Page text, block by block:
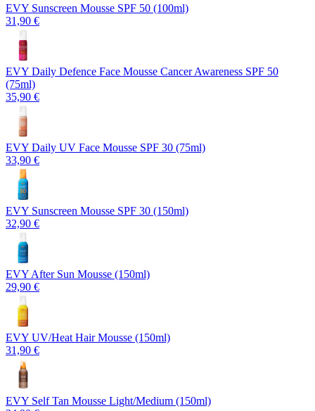
EVY Sunscreen Mousse SPF 50 (100ml)
31,90 €
EVY Daily Defence Face Mousse Cancer Awareness SPF 50
(75ml)
35,90 €
EVY Daily UV Face Mousse SPF 30 (75ml)
33,90 €
EVY Sunscreen Mousse SPF 30 (150ml)
32,90 €
EVY After Sun Mousse (150ml)
29,90 €
EVY UV/Heat Hair Mousse (150ml)
31,90 €
EVY Self Tan Mousse Light/Medium (150ml)